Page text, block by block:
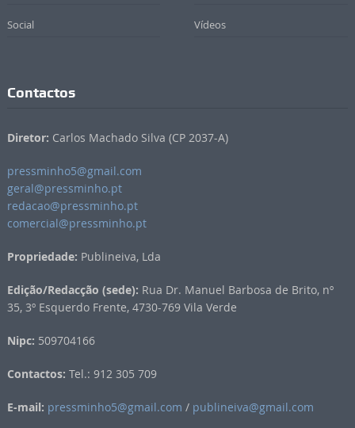
Social Vídeos
Contactos
Diretor: Carlos Machado Silva (CP 2037-A)
pressminho5@gmail.com
geral@pressminho.pt
redacao@pressminho.pt
comercial@pressminho.pt
Propriedade: Publineiva, Lda
Edição/Redacção (sede): Rua Dr. Manuel Barbosa de Brito, nº
35, 3º Esquerdo Frente, 4730-769 Vila Verde
Nipc: 509704166
Contactos: Tel.: 912 305 709
E-mail: pressminho5@gmail.com / publineiva@gmail.com